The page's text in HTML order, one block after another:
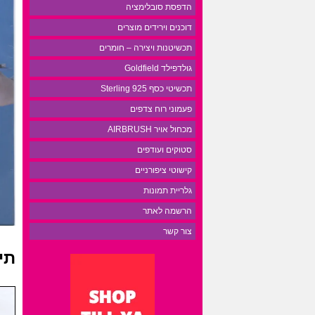
הדפסת סובלימציה
דוכנים וירידים מוצרים
תכשיטנות ויצירה – חומרים
גולדפילד Goldfield
תכשיטי כסף 925 Sterling
פעמוני רוח צדפים
מכחול אויר AIRBRUSH
סטוקים ועודפים
קישוטי ציפורניים
גלריית תמונות
הרשמה לאתר
צור קשר